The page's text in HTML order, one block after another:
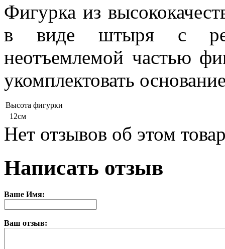
Фигурка из
в виде штыря с
неотъемлемой частью
укомплектовать
Высота фигурки
12см
Нет отзывов об этом
Написать отзыв
Ваше Имя:
Ваш отзыв: